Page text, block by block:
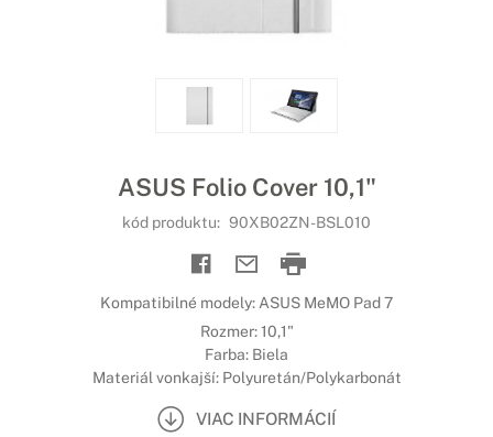
ASUS Folio Cover 10,1"
kód produktu: 90XB02ZN-BSL010
Kompatibilné modely: ASUS MeMO Pad 7
Rozmer: 10,1"
Farba: Biela
Materiál vonkajší: Polyuretán/Polykarbonát
VIAC INFORMÁCIÍ